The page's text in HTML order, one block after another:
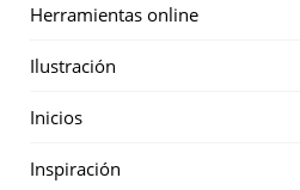
Herramientas online
Ilustración
Inicios
Inspiración